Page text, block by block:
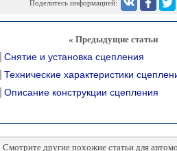
Поделитесь информацией:
« Предыдущие статьи
Снятие и установка сцепления
Технические характеристики
Описание конструкции сцепления
Смотрите другие похожие статьи для